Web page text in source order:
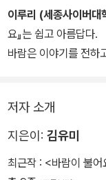
미국에 가면 횃불을
산만 한 미끄럼틀이
한다. 바람은 신기하
는 어떻게 할까? 그리
바람과 만남은 너무
아기 달팽이는 새로운
자연스러운 전개가 이
이루리 (세종사이버
요』는 쉽고 아름답다.
바람은 이야기를 전하
저자 소개
지은이: 김유미
최근작 : <바람이 불어